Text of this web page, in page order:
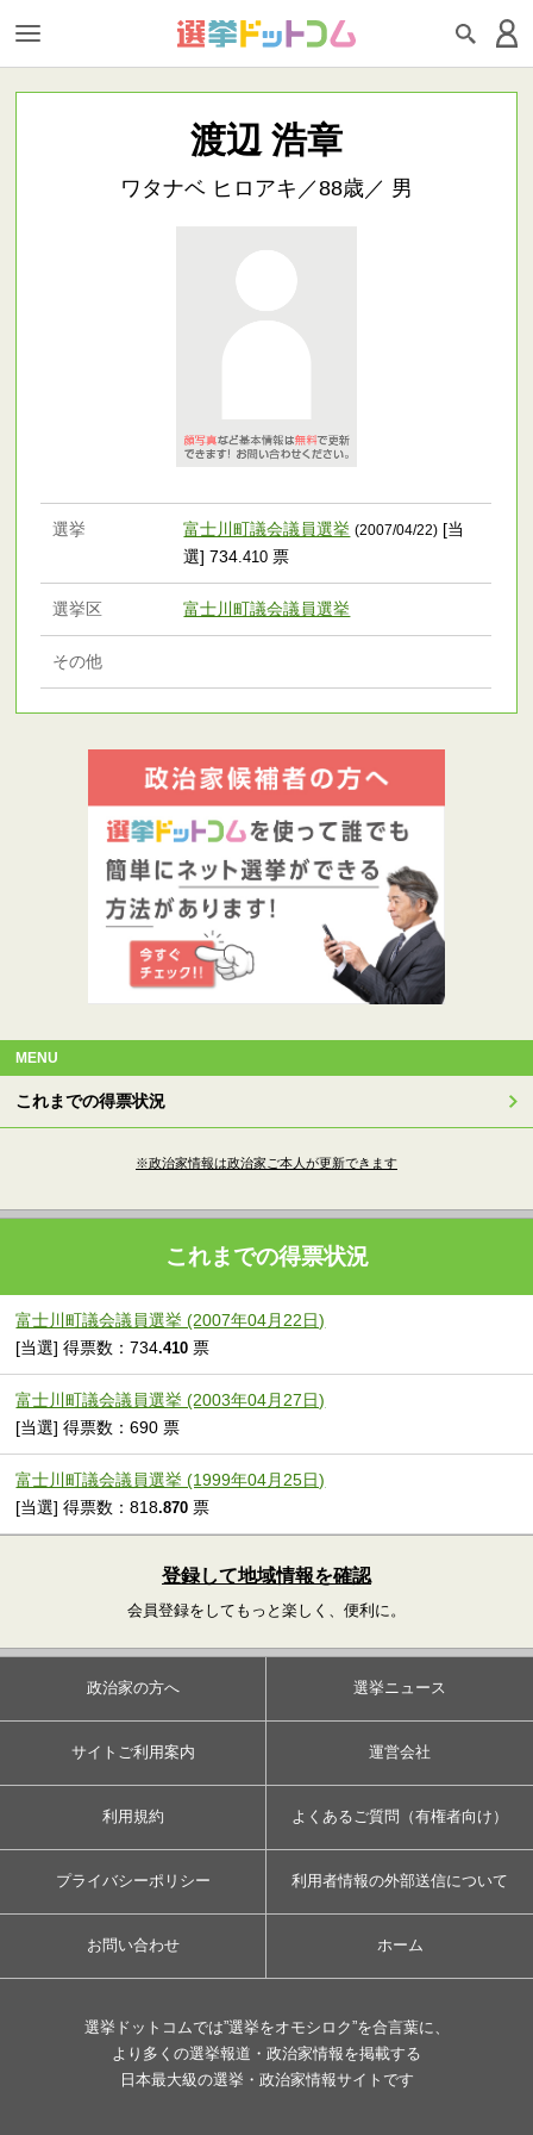
渡辺 浩章
ワタナベ ヒロアキ／88歳／ 男
選挙 富士川町議会議員選挙 (2007/04/22) [当
選] 734.410 票
選挙区 富士川町議会議員選挙
その他
MENU
これまでの得票状況
※政治家情報は政治家ご本人が更新できます
これまでの得票状況
富士川町議会議員選挙 (2007年04月22日)
[当選] 得票数：734.410 票
富士川町議会議員選挙 (2003年04月27日)
[当選] 得票数：690 票
富士川町議会議員選挙 (1999年04月25日)
[当選] 得票数：818.870 票
登録して地域情報を確認
会員登録をしてもっと楽しく、便利に。
政治家の方へ 選挙ニュース
サイトご利用案内 運営会社
利用規約 よくあるご質問（有権者向け）
プライバシーポリシー 利用者情報の外部送信について
お問い合わせ ホーム
選挙ドットコムでは”選挙をオモシロク”を合言葉に、
より多くの選挙報道・政治家情報を掲載する
日本最大級の選挙・政治家情報サイトです